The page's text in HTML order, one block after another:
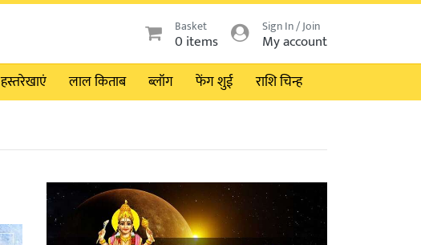
Basket
0 items
Sign In / Join
My account
हस्तरेखाएं लाल किताब ब्लॉग फेंग शुई राशि चिन्ह